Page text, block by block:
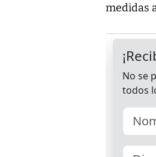
medidas